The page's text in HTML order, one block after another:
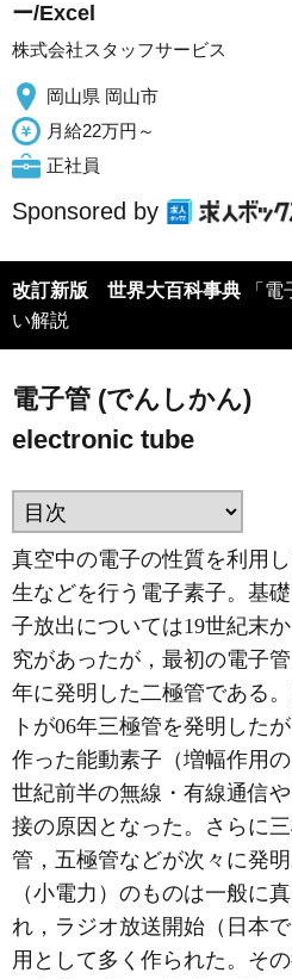
ー/Excel
株式会社スタッフサービス
岡山県 岡山市
月給22万円～
正社員
Sponsored by
改訂新版 世界大百科事典 「電
い解説
電子管 (でんしかん)
electronic tube
真空中の電子の性質を利用
生などを行う電子素子。基
子放出については19世紀末
究があったが，最初の電子
年に発明した二極管である
トが06年三極管を発明した
作った能動素子（増幅作用
世紀前半の無線・有線通信
接の原因となった。さらに
管，五極管などが次々に発
（小電力）のものは一般に
れ，ラジオ放送開始（日本
用として多く作られた。そ